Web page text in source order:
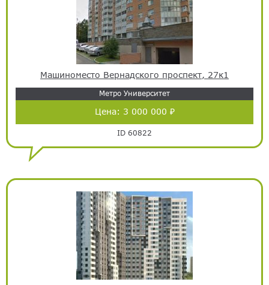
Машиноместо Вернадского проспект, 27к1
Метро Университет
Цена: 3 000 000 ₽
ID 60822